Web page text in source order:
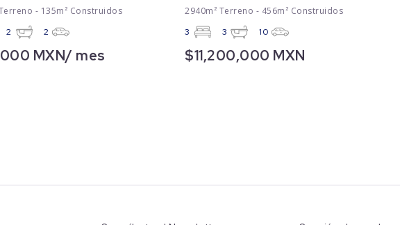
- 135m² Construidos
2 2
MXN/ mes
2940m² Terreno - 456m² Construidos
3 3 10
$11,200,000 MXN